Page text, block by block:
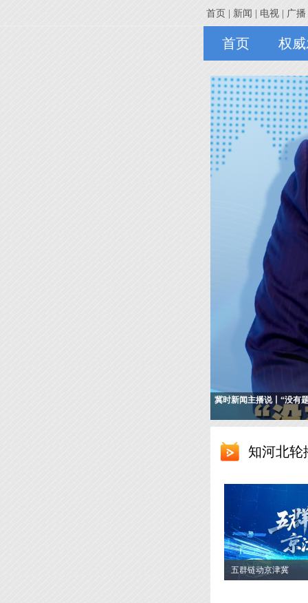
首页 | 新闻 | 电视 | 广播
首页 权
冀时新闻主播说丨“没有
知河北轮
五群链动京津冀